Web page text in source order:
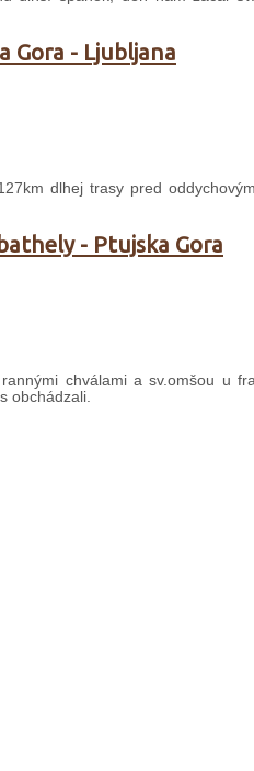
Gora - Ljubljana
dlhej trasy pred
- Ptujska Gora
chválami a sv.omšou u
obchádzali.